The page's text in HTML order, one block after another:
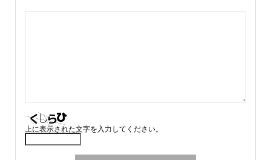
上に表示された文字を入力してください。